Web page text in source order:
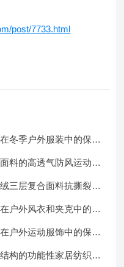
post/7733.html
冬季户外服装中的保暖
料的高透气防风运动服
三层复合面料抗撕裂与
户外风衣和夹克中的应
户外运动服饰中的保暖
构的功能性家居纺织品